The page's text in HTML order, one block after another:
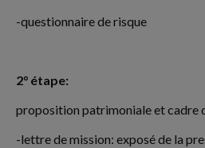
-questionnaire de risque
2° étape:
proposition patrimoniale et cadre
-lettre de mission: exposé de la